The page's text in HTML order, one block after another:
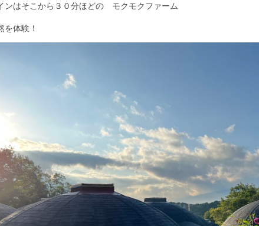
ンはそこから３０分ほどの モクモクファーム
を体験！